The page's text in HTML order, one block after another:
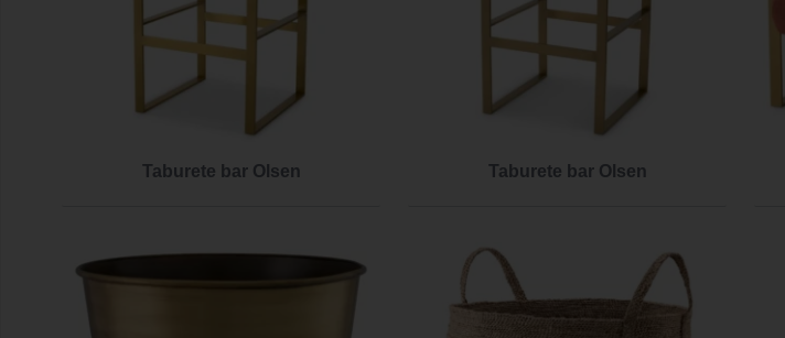
Taburete bar Olsen Taburete bar Olsen